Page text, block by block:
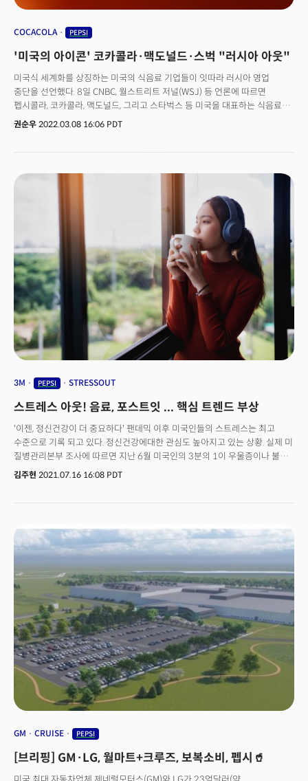
COCACOLA PEPSI
'미국의 아이콘' 코카콜라·맥도널드·스벅 "러시아 아웃"
미국식 세계화를 상징하는 미국의 식음료 기업들이 잇따라 러시아 영업
중단을 선언했다. 8일 CNBC, 월스트리트 저널(WSJ) 등 언론에 따르면
펩시콜라, 코카콜라, 맥도널드, 그리고 스타벅스 등 미국을 대표하는 식음료
기업들은 각각 이날부터 러시아 지역에서의 영업과 관련 사업을 중단하기로
세븐업, 미린다 브랜드의 러시아 판매를 중단한다. 다만 펩시는 유아용 분유,
우유, 이유식 등 일부 제품은 계속 판매하겠다고 밝혔다. 이와 관련 라몬
라구아타 펩시 CEO는 직원 메모를 통해 "식음료 회사로서 이제 우리는 그
어느 때보다 사업의 인도주의적 측면에 충실해야 한다"라고 공지했다.
코카콜라는 이날 오후 성명에서 "우크라이나에서 발생한 비극적인 사건으로
이해 어려움을 당한 이들과 마음을 같이하기로 했다"며 "향후 전쟁 상황을
계속 모니터링할 것"이라고 밝혔다. 코카콜라의 지난해 러시아와 우크라이나
영업이익은 총 영업이익의 1~2% 수준이다.앞서 맥도널드는 850개의 러시아
매장을 일시적으로 폐쇄하기로 했다고 밝혔다. 맥도널드는 그간 러시아의
우크라이나 침공에 대해 침묵을 지켜왔다. 맥도널드는 러시아 매장의 약 84%
는 회사가 소유하고, 나머지는 프랜차이즈 방식으로 운영하고 있다. CNBC는
"회사가 소유한 비중이 크다는 것은 많은 수익을 가져다줄 수 있지만, (전쟁과
같은) 혼란이나 경기침체 시기에 더 큰 위험을 의미한다"라고 지적했다.
스타벅스도 미리 러시아 제재 대열에 동참했다. 스타벅스는 지난 2주 전까지
펩시가 이미 러시아 사업을 대체하기 위한 다양한 옵션을 검토해왔다고
기업들이 러시아와 우크라이나 지역의 노출을 줄이는 방안을 모색해왔다는
것이다. 실제로 맥도널드를 비롯한 일부 레스토랑 체인은 회사 소유의 일부
매장을 프랜차이즈로 매각하기도 했다.
권순우 2022.03.08 16:06 PDT
3M PEPSI STRESSOUT
스트레스 아웃! 음료, 포스트잇 ... 핵심 트렌드 부상
'이젠, 정신건강이 더 중요하다' 팬데믹 이후 미국인들의 스트레스는 최고
수준으로 기록 되고 있다. 정신건강에대한 관심도 높아지고 있는 상황. 실제 미
질병관리본부 조사에 따르면 지난 6월 미국인의 3분의 1이 우울증이나 불안
증세를 경험했다고 응답했다. 이는 2019년 미 보건통계센터 조사에서
출시하고 있다.특히 기업들은 젊은 소비자들을 주목하고 있다. 젊은
소비자들이 자신의 건강과 행복을 위해 아낌없이 지갑을 여는 소비 행태를
보이기 때문. 미국 성인 1001명을 대상으로 실시한 에른스트앤영(Ernst &
Young) 조사에 따르면 18~24세 소비자 중 50%가 정신 건강에 대한 생각이
많이 바뀌었다고 응답했다.미국 캘리포니아주 산호세에 사는 에스더 윤(Ether
Yun, 33)은 “편안한 상태를 만들기 위해 매주 라벤더와 유칼립투스로 집안을
채우고 향기 좋은 캔들과 배스밤으로 스파를 즐긴다”고 말했다. 이러한 현상은
에스더뿐만이 아니다. 정신과 기분을 맑게 해주는 차, 캔들, 디퓨저, 향수와
스파용품 같은 제품 판매율이 지속적으로 증가하고 있고 이 수요는 팬데믹
이후 더욱 급증하고 있다.
김주현 2021.07.16 16:08 PDT
GM CRUISE PEPSI
[브리핑] GM·LG, 월마트+크루즈, 보복소비, 펩시🥤